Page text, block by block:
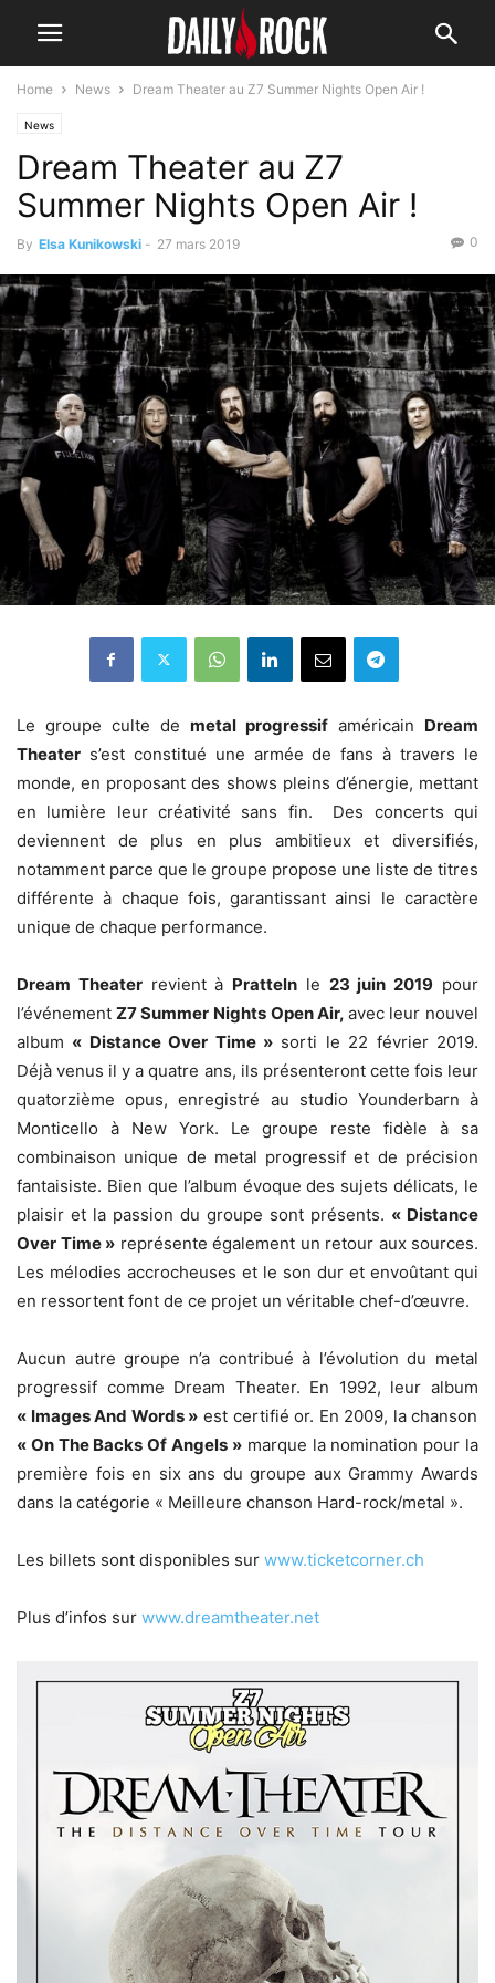
Home News Dream Theater au Z7 Summer Nights Open Air !
News
Dream Theater au Z7
Summer Nights Open Air !
By Elsa Kunikowski - 27 mars 2019 0
Le groupe culte de metal progressif américain Dream
Theater s’est constitué une armée de fans à travers le
monde, en proposant des shows pleins d’énergie, mettant
en lumière leur créativité sans fin. Des concerts qui
deviennent de plus en plus ambitieux et diversifiés,
notamment parce que le groupe propose une liste de titres
différente à chaque fois, garantissant ainsi le caractère
unique de chaque performance.
Dream Theaterrevient à Pratteln le 23 juin 2019 pour
l’événement Z7 Summer Nights Open Air, avec leur nouvel
album « Distance Over Time » sorti le 22 février 2019.
Déjà venus il y a quatre ans, ils présenteront cette fois leur
quatorzième opus, enregistré au studio Younderbarn à
Monticello à New York. Le groupe reste fidèle à sa
combinaison unique de metal progressif et de précision
fantaisiste. Bien que l’album évoque des sujets délicats, le
plaisir et la passion du groupe sont présents. « Distance
Over Time » représente également un retour aux sources.
Les mélodies accrocheuses et le son dur et envoûtant qui
en ressortent font de ce projet un véritable chef-d’œuvre.
Aucun autre groupe n’a contribué à l’évolution du metal
progressif comme Dream Theater. En 1992, leur album
« Images And Words » est certifié or. En 2009, la chanson
« On The Backs Of Angels »marque la nomination pour la
première fois en six ans du groupe aux Grammy Awards
dans la catégorie « Meilleure chanson Hard-rock/metal ».
Les billets sont disponibles sur www.ticketcorner.ch
Plus d’infos sur www.dreamtheater.net